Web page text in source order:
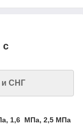
с
и СНГ
1,6 МПа, 2,5 МПа